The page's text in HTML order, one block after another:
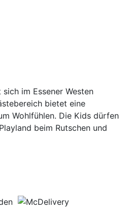
im Essener Westen
bietet eine
Wohlfühlen. Die Kids dürfen
beim Rutschen und